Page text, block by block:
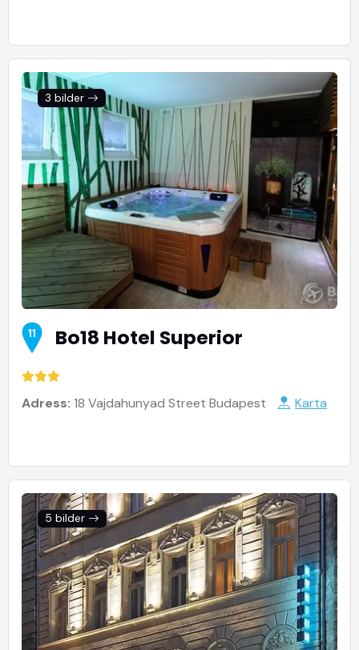
3 bilder
11 Bo18 Hotel Superior
Adress: 18 Vajdahunyad Street Budapest Karta
5 bilder